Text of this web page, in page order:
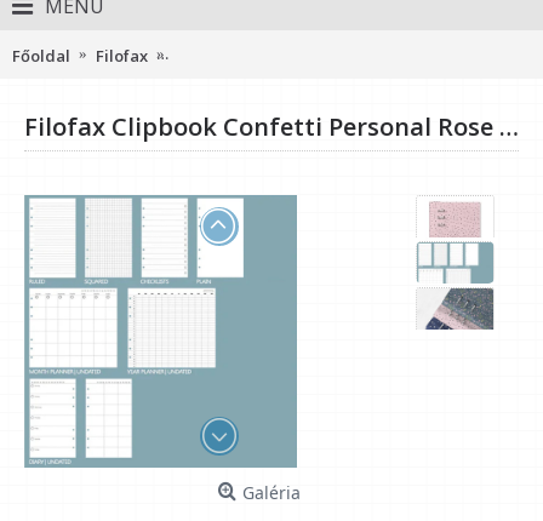
MENÜ
Főoldal Filofax
Filofax Clipbook Confetti Personal Rose Quartz
Galéria